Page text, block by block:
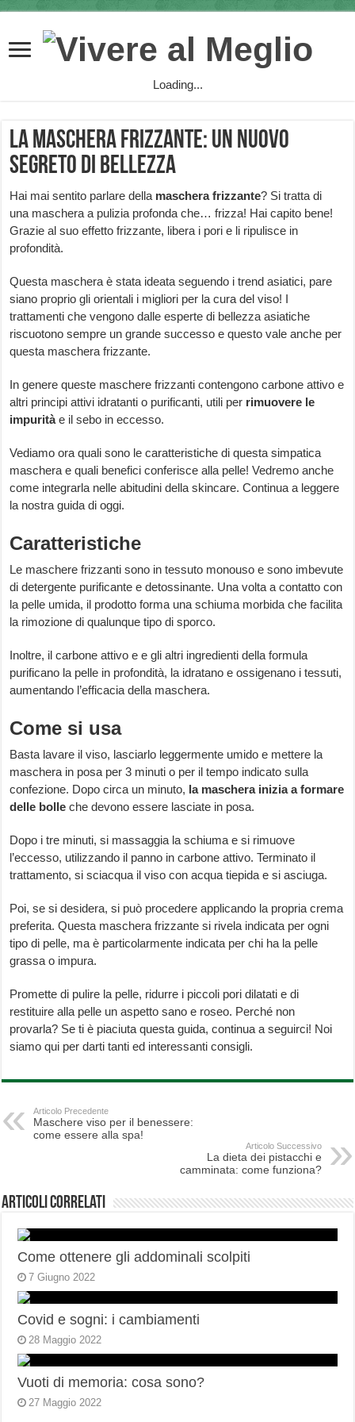
Loading...
La maschera frizzante: un nuovo
segreto di bellezza
Hai mai sentito parlare della maschera frizzante? Si tratta di
una maschera a pulizia profonda che… frizza! Hai capito bene!
Grazie al suo effetto frizzante, libera i pori e li ripulisce in
profondità.
Questa maschera è stata ideata seguendo i trend asiatici, pare
siano proprio gli orientali i migliori per la cura del viso! I
trattamenti che vengono dalle esperte di bellezza asiatiche
riscuotono sempre un grande successo e questo vale anche per
questa maschera frizzante.
In genere queste maschere frizzanti contengono carbone attivo e
altri principi attivi idratanti o purificanti, utili per rimuovere le
impuritàe il sebo in eccesso.
Vediamo ora quali sono le caratteristiche di questa simpatica
maschera e quali benefici conferisce alla pelle! Vedremo anche
come integrarla nelle abitudini della skincare. Continua a leggere
la nostra guida di oggi.
Caratteristiche
Le maschere frizzanti sono in tessuto monouso e sono imbevute
di detergente purificante e detossinante. Una volta a contatto con
la pelle umida, il prodotto forma una schiuma morbida che facilita
la rimozione di qualunque tipo di sporco.
Inoltre, il carbone attivo e e gli altri ingredienti della formula
purificano la pelle in profondità, la idratano e ossigenano i tessuti,
aumentando l’efficacia della maschera.
Come si usa
Basta lavare il viso, lasciarlo leggermente umido e mettere la
maschera in posa per 3 minuti o per il tempo indicato sulla
confezione. Dopo circa un minuto, la maschera inizia a formare
delle bolle che devono essere lasciate in posa.
Dopo i tre minuti, si massaggia la schiuma e si rimuove
l’eccesso, utilizzando il panno in carbone attivo. Terminato il
trattamento, si sciacqua il viso con acqua tiepida e si asciuga.
Poi, se si desidera, si può procedere applicando la propria crema
preferita. Questa maschera frizzante si rivela indicata per ogni
tipo di pelle, ma è particolarmente indicata per chi ha la pelle
grassa o impura.
Promette di pulire la pelle, ridurre i piccoli pori dilatati e di
restituire alla pelle un aspetto sano e roseo. Perché non
provarla? Se ti è piaciuta questa guida, continua a seguirci! Noi
siamo qui per darti tanti ed interessanti consigli.
Articolo Precedente
Maschere viso per il benessere:
come essere alla spa!
Articolo Successivo
La dieta dei pistacchi e
camminata: come funziona?
Articoli correlati
Come ottenere gli addominali scolpiti
7 Giugno 2022
Covid e sogni: i cambiamenti
28 Maggio 2022
Vuoti di memoria: cosa sono?
27 Maggio 2022